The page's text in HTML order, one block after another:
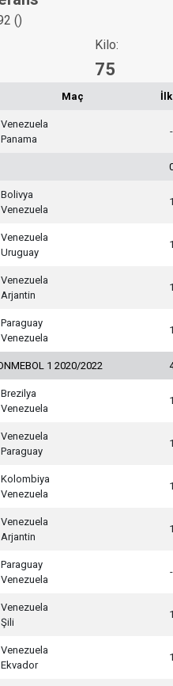
()
Kilo:
75
Maç
Venezuela
Panama
-
Bolivya
Venezuela
Venezuela
Uruguay
Venezuela
Arjantin
Paraguay
Venezuela
1 2020/2022
Brezilya
Venezuela
Venezuela
Paraguay
Kolombiya
Venezuela
Venezuela
Arjantin
Paraguay
Venezuela
-
Venezuela
Şili
Venezuela
Ekvador